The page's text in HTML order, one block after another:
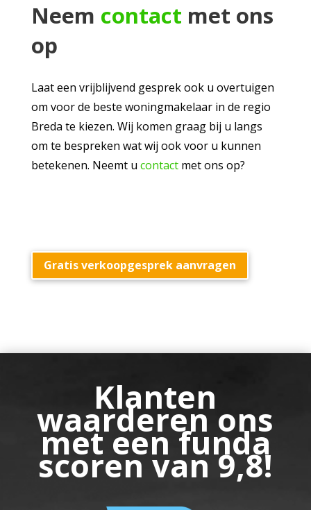
Neem contact met ons
op
Laat een vrijblijvend gesprek ook u overtuigen
om voor de beste woningmakelaar in de regio
Breda te kiezen. Wij komen graag bij u langs
om te bespreken wat wij ook voor u kunnen
betekenen. Neemt u contactmet ons op?
Gratis verkoopgesprek aanvragen
Klanten
waarderen ons
met een funda
scoren van 9,8!